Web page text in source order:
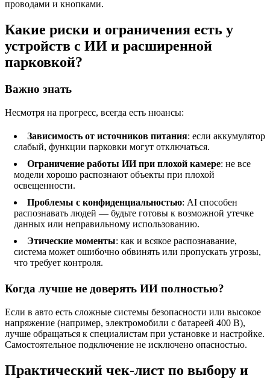
проводами и кнопками.
Какие риски и ограничения есть у
устройств с ИИ и расширенной
парковкой?
Важно знать
Несмотря на прогресс, всегда есть нюансы:
Зависимость от источников питания: если аккумулятор
слабый, функции парковки могут отключаться.
Ограничение работы ИИ при плохой камере: не все
модели хорошо распознают объекты при плохой
освещенности.
Проблемы с конфиденциальностью: AI способен
распознавать людей — будьте готовы к возможной утечке
данных или неправильному использованию.
Этические моменты: как и всякое распознавание,
система может ошибочно обвинять или пропускать угрозы,
что требует контроля.
Когда лучше не доверять ИИ полностью?
Если в авто есть сложные системы безопасности или высокое
напряжение (например, электромобили с батареей 400 В),
лучше обращаться к специалистам при установке и настройке.
Самостоятельное подключение не исключено опасностью.
Практический чек-лист по выбору и